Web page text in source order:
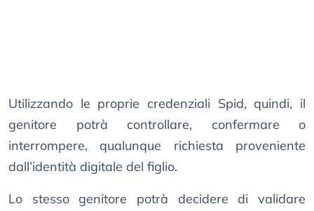
Utilizzando le proprie credenziali Spid, quindi, il
genitore potrà controllare, confermare o
interrompere, qualunque richiesta proveniente
dall’identità digitale del figlio.
Lo stesso genitore potrà decidere di validare